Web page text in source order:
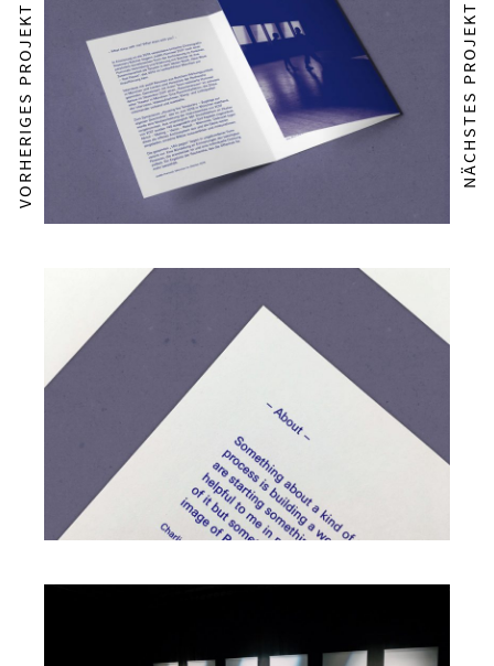
NÄCHSTES PROJEKT
VORHERIGES PROJEKT